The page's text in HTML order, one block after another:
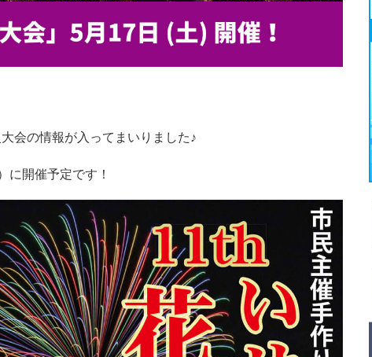
会の情報が入ってまいりました♪
に開催予定です！